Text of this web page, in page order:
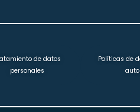
de datos
personales
Políticas de